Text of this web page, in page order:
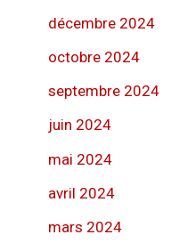
décembre 2024
octobre 2024
septembre 2024
juin 2024
mai 2024
avril 2024
mars 2024